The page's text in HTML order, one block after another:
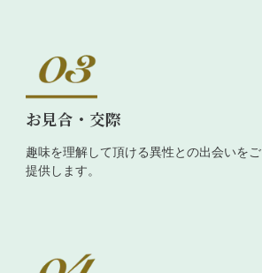
お見合・交際
趣味を理解して頂ける異性との出会いをご
提供します。